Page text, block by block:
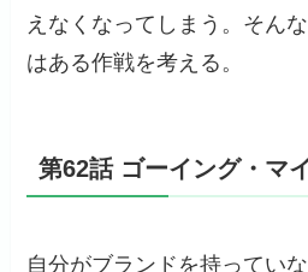
えなくなってしまう。そん
はある作戦を考える。
第62話 ゴーイング・マ
自分がブランドを持ってい